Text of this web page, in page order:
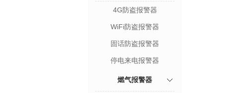
4G防盗报警器
WiFi防盗报警器
固话防盗报警器
停电来电报警器
燃气报警器